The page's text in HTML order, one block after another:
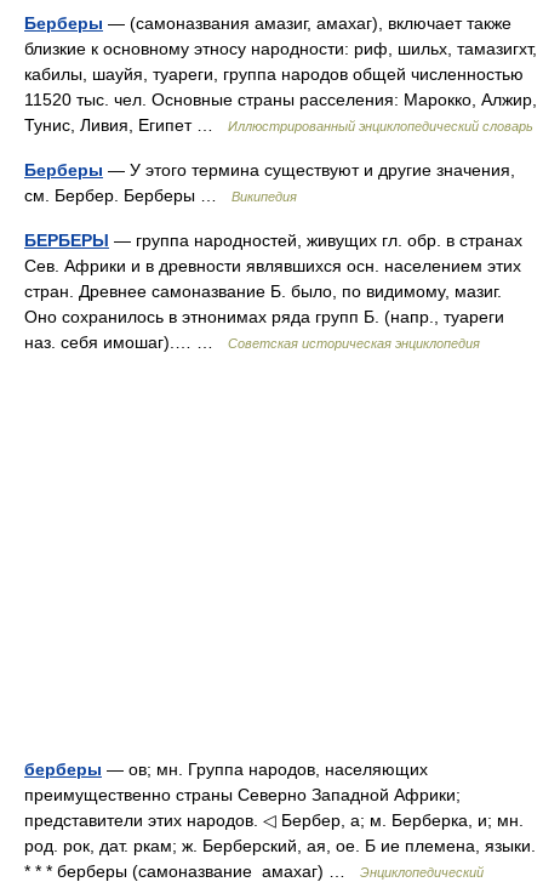
Берберы — (самоназвания амазиг, амахаг), включает также
близкие к основному этносу народности: риф, шильх, тамазигхт,
кабилы, шауйя, туареги, группа народов общей численностью
11520 тыс. чел. Основные страны расселения: Марокко, Алжир,
Тунис, Ливия, Египет …
Иллюстрированный энциклопедический словарь
Берберы — У этого термина существуют и другие значения,
см. Бербер. Берберы …
Википедия
БЕРБЕРЫ — группа народностей, живущих гл. обр. в странах
Сев. Африки и в древности являвшихся осн. населением этих
стран. Древнее самоназвание Б. было, по видимому, мазиг.
Оно сохранилось в этнонимах ряда групп Б. (напр., туареги
наз. себя имошаг).… …
Советская историческая энциклопедия
берберы — ов; мн. Группа народов, населяющих
преимущественно страны Северно Западной Африки;
представители этих народов. ◁ Бербер, а; м. Берберка, и; мн.
род. рок, дат. ркам; ж. Берберский, ая, ое. Б ие племена, языки.
* * * берберы (самоназвание амахаг) …
Энциклопедический